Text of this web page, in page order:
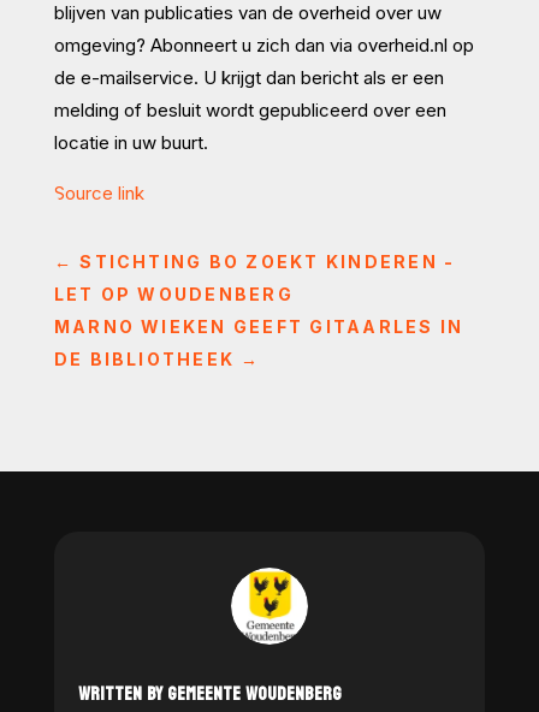
blijven van publicaties van de overheid over uw
omgeving? Abonneert u zich dan via overheid.nl op
de e-mailservice. U krijgt dan bericht als er een
melding of besluit wordt gepubliceerd over een
locatie in uw buurt.
Source link
←STICHTING BO ZOEKT KINDEREN -
LET OP WOUDENBERG
MARNO WIEKEN GEEFT GITAARLES IN
DE BIBLIOTHEEK →
WRITTEN BY GEMEENTE WOUDENBERG